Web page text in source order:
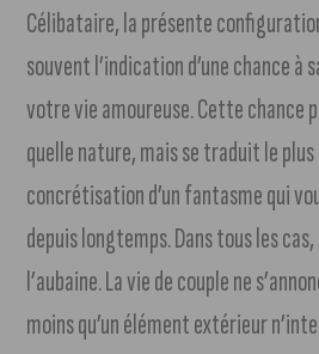
Célibataire, la présente
souvent l’indication d’une chance
votre vie amoureuse. Cette chance
quelle nature, mais se traduit le
concrétisation d’un fantasme qui
depuis longtemps. Dans tous les
l’aubaine. La vie de couple ne
moins qu’un élément extérieur